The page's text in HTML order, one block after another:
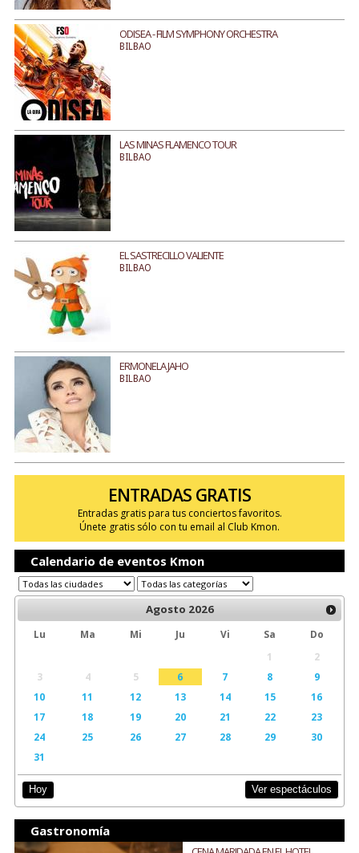
ODISEA - FILM SYMPHONY ORCHESTRA
BILBAO
LAS MINAS FLAMENCO TOUR
BILBAO
EL SASTRECILLO VALIENTE
BILBAO
ERMONELA JAHO
BILBAO
ENTRADAS GRATIS
Entradas gratis para tus conciertos favoritos.
Únete gratis sólo con tu email al Club Kmon.
Calendario de eventos Kmon
Agosto 2026
Lu Ma Mi Ju Vi Sa
Do
1
2
3
4 5 6 7 8
9
10
11 12 13 14 15
16
17
18 19 20 21 22
23
24
25 26 27 28 29
30
31
Hoy Ver espectáculos
Gastronomía